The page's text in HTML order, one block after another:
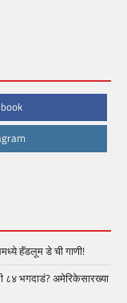
हॅंडलूम डे ची गाणी!
८४ भगदाडं? अमेरिकेसारख्या